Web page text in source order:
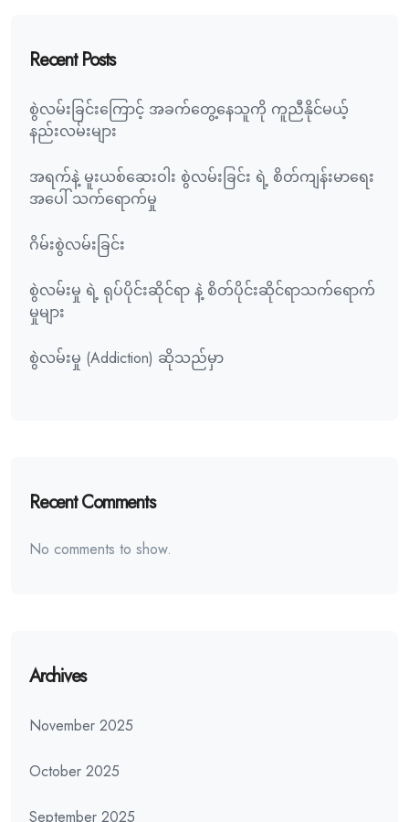
Recent Posts
စွဲလမ်းခြင်းကြောင့် အခက်တွေ့နေသူကို ကူညီနိုင်မယ့်
နည်းလမ်းများ
အရက်နဲ့ မူးယစ်ဆေးဝါး စွဲလမ်းခြင်း ရဲ့ စိတ်ကျန်းမာရေး
အပေါ် သက်ရောက်မှု
ဂိမ်းစွဲလမ်းခြင်း
စွဲလမ်းမှု ရဲ့ ရုပ်ပိုင်းဆိုင်ရာ နဲ့ စိတ်ပိုင်းဆိုင်ရာသက်ရောက်
မှုများ
စွဲလမ်းမှု (Addiction) ဆိုသည်မှာ
Recent Comments
No comments to show.
Archives
November 2025
October 2025
September 2025